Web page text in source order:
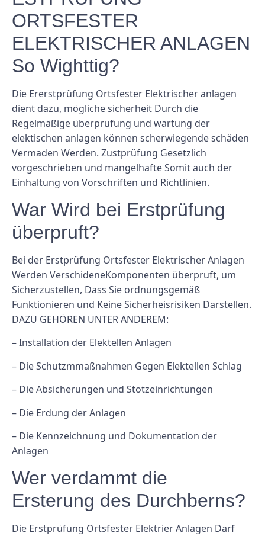
ORTSFESTER
ELEKTRISCHER ANLAGEN
So Wighttig?
Die Ererstprüfung Ortsfester Elektrischer anlagen
dient dazu, mögliche sicherheit Durch die
Regelmäßige überprufung und wartung der
elektischen anlagen können scherwiegende schäden
Vermaden Werden. Zustprüfung Gesetzlich
vorgeschrieben und mangelhafte Somit auch der
Einhaltung von Vorschriften und Richtlinien.
War Wird bei Erstprüfung
überpruft?
Bei der Erstprüfung Ortsfester Elektrischer Anlagen
Werden VerschideneKomponenten überpruft, um
Sicherzustellen, Dass Sie ordnungsgemäß
Funktionieren und Keine Sicherheisrisiken Darstellen.
DAZU GEHÖREN UNTER ANDEREM:
– Installation der Elektellen Anlagen
– Die Schutzmmaßnahmen Gegen Elektellen Schlag
– Die Absicherungen und Stotzeinrichtungen
– Die Erdung der Anlagen
– Die Kennzeichnung und Dokumentation der
Anlagen
Wer verdammt die
Ersterung des Durchberns?
Die Erstprüfung Ortsfester Elektrier Anlagen Darf